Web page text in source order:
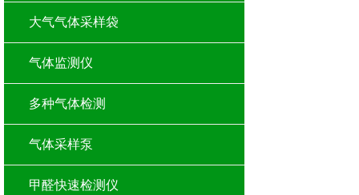
大气气体采样袋
气体监测仪
多种气体检测
气体采样泵
甲醛快速检测仪